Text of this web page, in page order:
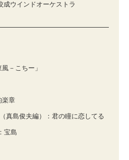
成ウインドオーケストラ
－こちー」
楽章
真島俊夫編）：君の瞳に恋してる
宝島